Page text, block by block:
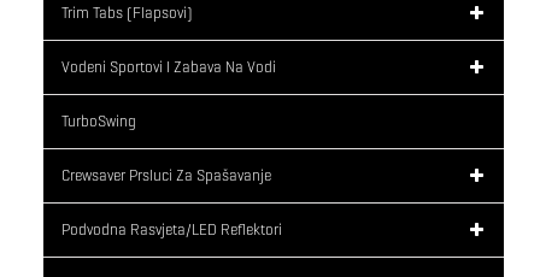
Trim Tabs (flapsovi)
Vodeni Sportovi I Zabava Na Vodi
TurboSwing
Crewsaver Prsluci Za Spašavanje
Podvodna Rasvjeta/LED Reflektori